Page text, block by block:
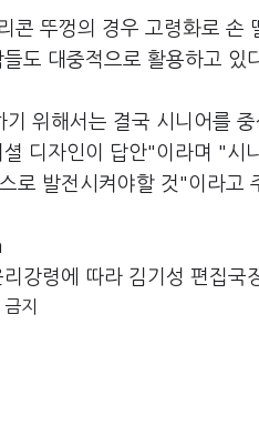
콘 뚜껑의 경우 고령화로 손
도 대중적으로 활용하고 있
위해서는 결국 시니어를
디자인이 답안"이라며 "시
로 발전시켜야할 것"이라고
강령에 따라 김기성 편집국
지